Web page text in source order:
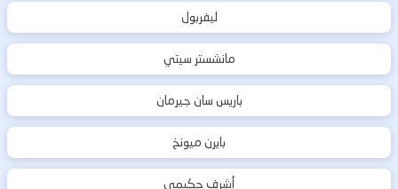
ليفربول
مانشستر سيتي
باريس سان جيرمان
بايرن ميونخ
أشرف حكيمي